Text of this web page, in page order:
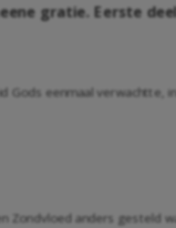
gratie. Eerste
eenmaal
Zondvloed anders gesteld